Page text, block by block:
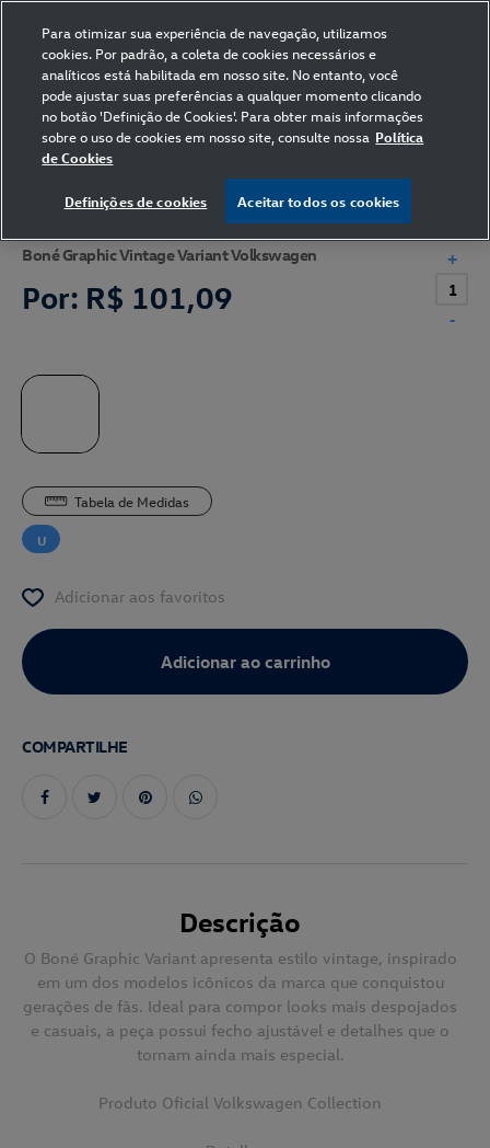
Home Volkswagen Acessórios Boné
Boné Graphic Vintage Variant Volkswagen
Por: R$ 101,09
Tabela de Medidas
U
-
+
Adicionar aos favoritos
COMPARTILHE
Descrição
O Boné Graphic Variant apresenta estilo vintage, inspirado
em um dos modelos icônicos da marca que conquistou
gerações de fãs. Ideal para compor looks mais despojados
e casuais, a peça possui fecho ajustável e detalhes que o
tornam ainda mais especial.
Produto Oficial Volkswagen Collection
Para otimizar sua experiência de navegação, utilizamos
cookies. Por padrão, a coleta de cookies necessários e
analíticos está habilitada em nosso site. No entanto, você
pode ajustar suas preferências a qualquer momento clicando
no botão 'Definição de Cookies'. Para obter mais informações
sobre o uso de cookies em nosso site, consulte nossa Política
de Cookies
Definições de cookies Aceitar todos os cookies